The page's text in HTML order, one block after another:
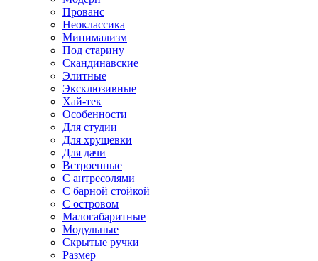
Прованс
Неоклассика
Минимализм
Под старину
Скандинавские
Элитные
Эксклюзивные
Хай-тек
Особенности
Для студии
Для хрущевки
Для дачи
Встроенные
С антресолями
С барной стойкой
С островом
Малогабаритные
Модульные
Скрытые ручки
Размер